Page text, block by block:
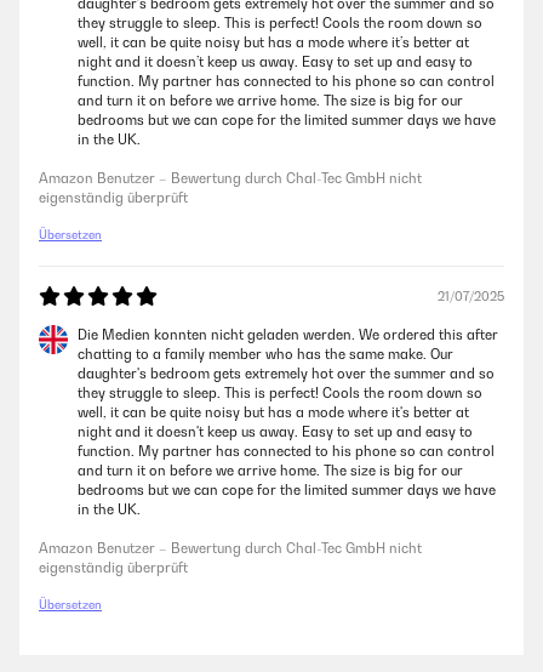
daughter’s bedroom gets extremely hot over the summer and so
they struggle to sleep. This is perfect! Cools the room down so
well, it can be quite noisy but has a mode where it’s better at
night and it doesn’t keep us away. Easy to set up and easy to
function. My partner has connected to his phone so can control
and turn it on before we arrive home. The size is big for our
bedrooms but we can cope for the limited summer days we have
in the UK.
Amazon Benutzer – Bewertung durch Chal-Tec GmbH nicht
eigenständig überprüft
Übersetzen
21/07/2025
Die Medien konnten nicht geladen werden. We ordered this after
chatting to a family member who has the same make. Our
daughter's bedroom gets extremely hot over the summer and so
they struggle to sleep. This is perfect! Cools the room down so
well, it can be quite noisy but has a mode where it's better at
night and it doesn't keep us away. Easy to set up and easy to
function. My partner has connected to his phone so can control
and turn it on before we arrive home. The size is big for our
bedrooms but we can cope for the limited summer days we have
in the UK.
Amazon Benutzer – Bewertung durch Chal-Tec GmbH nicht
eigenständig überprüft
Übersetzen